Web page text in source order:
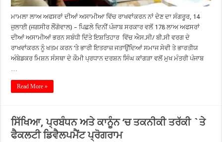
ਮਾਮਲਾ ਲਾਅ ਅਫਸਰਾਂ ਦੀਆਂ ਅਸਾਮੀਆ ਵਿੱਚ ਰਾਖਵਾਂਕਰਨ ਨਾਂ ਦੇਣ ਦਾ ਸੰਗਰੂਰ, 14
ਜੁਲਾਈ (ਜਗਸੀਰ ਲੌਂਗੋਵਾਲ) – ਪਿਛਲੇ ਦਿਨੀਂ ਪੰਜਾਬ ਸਰਕਾਰ ਵਲੋਂ 178 ਲਾਅ ਅਫਸਰਾਂ
ਦੀਆਂ ਅਸਾਮੀਆਂ ਭਰਨ ਸਬੰਧੀ ਦਿੱਤੇ ਇਸ਼ਤਿਹਾਰ ਵਿੱਚ ਐਸ.ਸੀ/ ਬੀ.ਸੀ ਵਰਗ ਦੇ
ਰਾਖਵਾਂਕਰਨ ਨੂੰ ਖਤਮ ਕਰਨ ‘ਤੇ ਭਾਰੀ ਇਤਰਾਜ਼ ਜਤਾਉਂਦਿਆਂ ਸਮਾਜ ਸੇਵੀ ਤੇ ਭਾਰਤੀਯ
ਅੰਬੇਡਕਰ ਮਿਸ਼ਨ ਸੰਸਥਾ ਦੇ ਕੌਮੀ ਪ੍ਰਧਾਨ ਦਰਸ਼ਨ ਸਿੰਘ ਕਾਂਗੜਾ ਵਲੋਂ ਮੁਖ ਮੰਤਰੀ ਪੰਜਾਬ
…
Read More »
ਸਿੱਖਿਆ, ਪ੍ਰਬੰਧਨ ਅਤੇ ਕਾਨੂੰਨ ‘ਚ ਤਕਨੀਕੀ ਤਰੱਕੀ `ਤੇ
ਫੈਕਲਟੀ ਡਿਵੈਲਪਮੈਂਟ ਪ੍ਰੋਗਰਾਮ